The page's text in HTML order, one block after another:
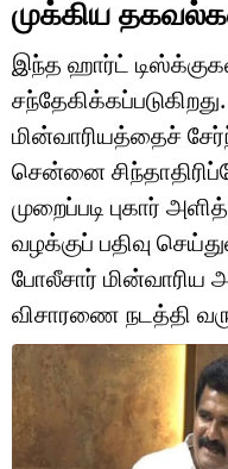
பொழுதுபோக்கு
லைஃப்ஸ்டைல்
வணிகம்
டெக்னாலஜி
ஆன்மீகம்
வைரல்
ஹெஃல்த்
ஷார்ட் வீடியோஸ்
முக்கிய
இந்த ஹார்ட்
மின்வாரியத்தைச்
சென்னை
முறைப்படி புகார்
வழக்குப் பதிவு
போலீசார் மின்வாரிய
விசாரணை நடத்தி